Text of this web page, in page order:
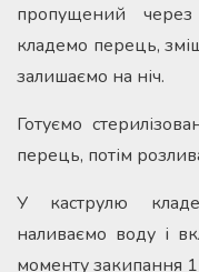
пропущений
кладемо перець,
залишаємо на ніч.
Готуємо
перець, потім
У каструлю
наливаємо воду і
моменту закипання